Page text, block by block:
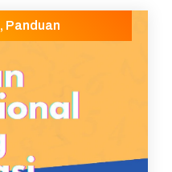
, Panduan